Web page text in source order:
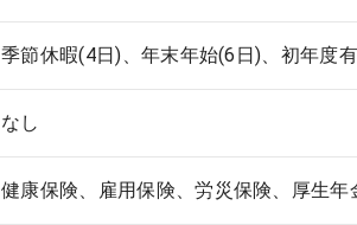
季節休暇(4日)、年末年始(6日)、初年度
なし
健康保険、雇用保険、労災保険、厚生年